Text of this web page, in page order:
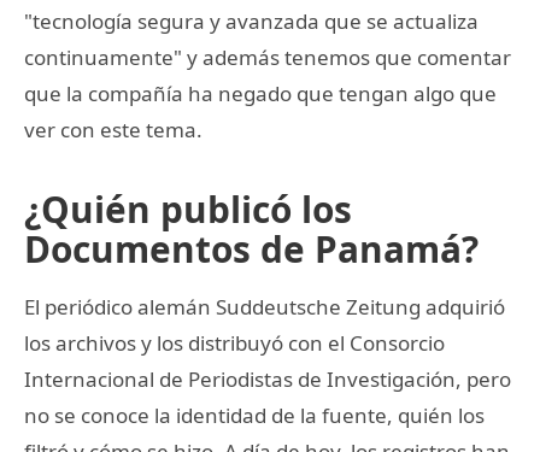
"tecnología segura y avanzada que se actualiza
continuamente" y además tenemos que comentar
que la compañía ha negado que tengan algo que
ver con este tema.
¿Quién publicó los
Documentos de Panamá?
El periódico alemán Suddeutsche Zeitung adquirió
los archivos y los distribuyó con el Consorcio
Internacional de Periodistas de Investigación, pero
no se conoce la identidad de la fuente, quién los